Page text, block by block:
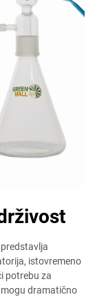
istovremeno
potrebu za
dramatično